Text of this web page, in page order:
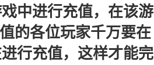
中进行充值，在该游
的各位玩家千万要在
行充值，这样才能完